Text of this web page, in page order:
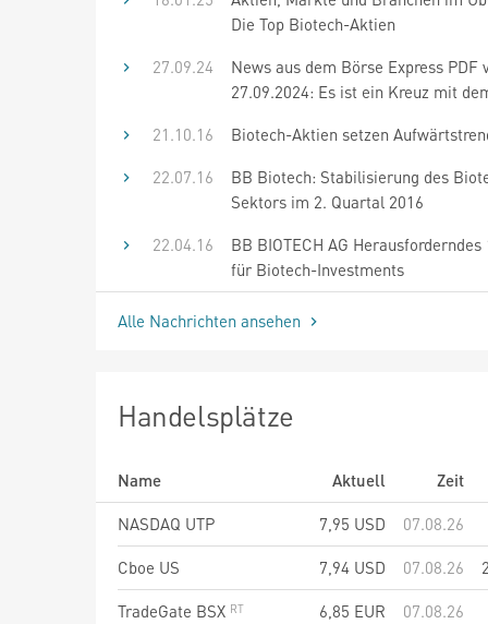
Die Top Biotech-Aktien
27.09.24
News aus dem Börse Express PDF
27.09.2024: Es ist ein Kreuz mit
21.10.16
Biotech-Aktien setzen
22.07.16
BB Biotech: Stabilisierung des
Sektors im 2. Quartal 2016
22.04.16
BB BIOTECH AG
für Biotech-Investments
Alle Nachrichten ansehen
Handelsplätze
Name Aktuell
Zeit
NASDAQ UTP
7,95 USD
07.08.26
Cboe US
7,94 USD 07.08.26
TradeGate BSX
6,85 EUR
07.08.26